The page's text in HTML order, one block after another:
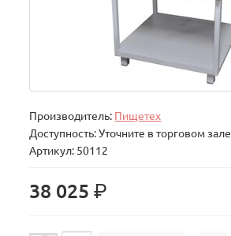
Производитель: Пищетех
Доступность: Уточните в торговом зале
Артикул: 50112
38 025р.